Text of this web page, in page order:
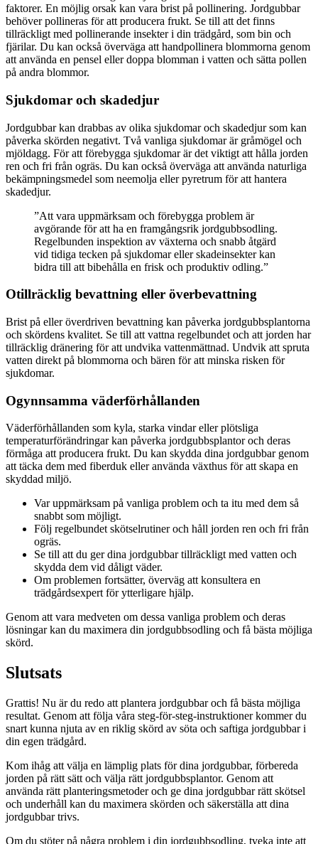
faktorer. En möjlig orsak kan vara brist på pollinering. Jordgubbar
behöver pollineras för att producera frukt. Se till att det finns
tillräckligt med pollinerande insekter i din trädgård, som bin och
fjärilar. Du kan också överväga att handpollinera blommorna genom
att använda en pensel eller doppa blomman i vatten och sätta pollen
på andra blommor.
Sjukdomar och skadedjur
Jordgubbar kan drabbas av olika sjukdomar och skadedjur som kan
påverka skörden negativt. Två vanliga sjukdomar är gråmögel och
mjöldagg. För att förebygga sjukdomar är det viktigt att hålla jorden
ren och fri från ogräs. Du kan också överväga att använda naturliga
bekämpningsmedel som neemolja eller pyretrum för att hantera
skadedjur.
”Att vara uppmärksam och förebygga problem är
avgörande för att ha en framgångsrik jordgubbsodling.
Regelbunden inspektion av växterna och snabb åtgärd
vid tidiga tecken på sjukdomar eller skadeinsekter kan
bidra till att bibehålla en frisk och produktiv odling.”
Otillräcklig bevattning eller överbevattning
Brist på eller överdriven bevattning kan påverka jordgubbsplantorna
och skördens kvalitet. Se till att vattna regelbundet och att jorden har
tillräcklig dränering för att undvika vattenmättnad. Undvik att spruta
vatten direkt på blommorna och bären för att minska risken för
sjukdomar.
Ogynnsamma väderförhållanden
Väderförhållanden som kyla, starka vindar eller plötsliga
temperaturförändringar kan påverka jordgubbsplantor och deras
förmåga att producera frukt. Du kan skydda dina jordgubbar genom
att täcka dem med fiberduk eller använda växthus för att skapa en
skyddad miljö.
Var uppmärksam på vanliga problem och ta itu med dem så
snabbt som möjligt.
Följ regelbundet skötselrutiner och håll jorden ren och fri från
ogräs.
Se till att du ger dina jordgubbar tillräckligt med vatten och
skydda dem vid dåligt väder.
Om problemen fortsätter, överväg att konsultera en
trädgårdsexpert för ytterligare hjälp.
Genom att vara medveten om dessa vanliga problem och deras
lösningar kan du maximera din jordgubbsodling och få bästa möjliga
skörd.
Slutsats
Grattis! Nu är du redo att plantera jordgubbar och få bästa möjliga
resultat. Genom att följa våra steg-för-steg-instruktioner kommer du
snart kunna njuta av en riklig skörd av söta och saftiga jordgubbar i
din egen trädgård.
Kom ihåg att välja en lämplig plats för dina jordgubbar, förbereda
jorden på rätt sätt och välja rätt jordgubbsplantor. Genom att
använda rätt planteringsmetoder och ge dina jordgubbar rätt skötsel
och underhåll kan du maximera skörden och säkerställa att dina
jordgubbar trivs.
Om du stöter på några problem i din jordgubbsodling, tveka inte att